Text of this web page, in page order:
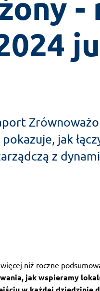
jak
z
niż roczne
jak wspieramy